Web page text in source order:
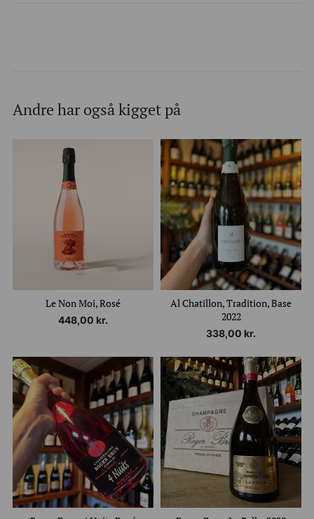
Andre har også kigget på
Le Non Moi, Rosé
448,00 kr.
Al Chatillon, Tradition, Base
2022
338,00 kr.